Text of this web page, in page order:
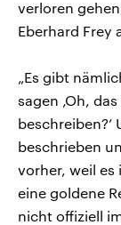
verloren
Eberhard Frey
„Es gibt
sagen ‚Oh,
beschreiben?’
beschrieben
vorher, weil es
eine goldene
nicht offiziell